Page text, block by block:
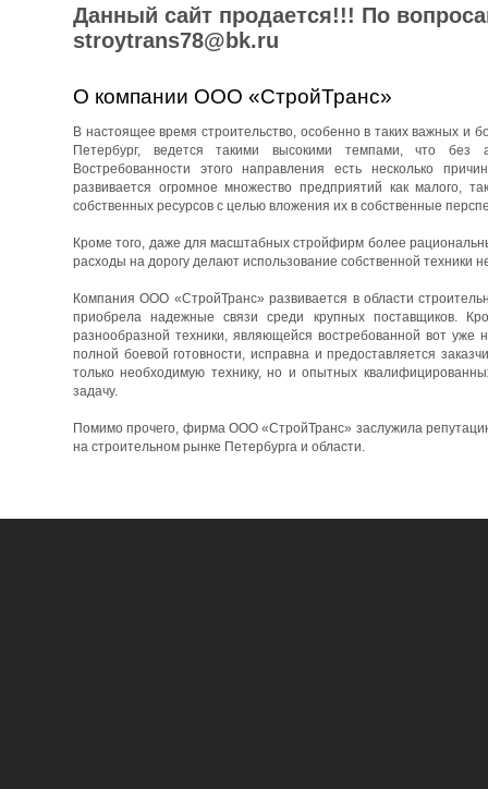
Данный сайт продается!!! По
stroytrans78@bk.ru
О компании ООО «СтройТранс»
В настоящее время строительство, особенно в таких важных и
Петербург, ведется такими высокими темпами, что без
Востребованности этого направления есть несколько
развивается огромное множество предприятий как малого,
собственных ресурсов с целью вложения их в собственные
Кроме того, даже для масштабных стройфирм более
расходы на дорогу делают использование собственной техники
Компания ООО «СтройТранс» развивается в области
приобрела надежные связи среди крупных поставщиков.
разнообразной техники, являющейся востребованной вот уже
полной боевой готовности, исправна и предоставляется
только необходимую технику, но и опытных
задачу.
Помимо прочего, фирма ООО «СтройТранс» заслужила
на строительном рынке Петербурга и области.